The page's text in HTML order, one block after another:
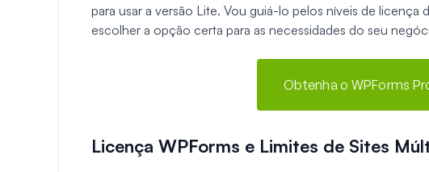
para usar a versão Lite. Vou guiá-lo pelos níveis de licença
escolher a opção certa para as necessidades do seu
Obtenha o WPForms
Licença WPForms e Limites de Sites